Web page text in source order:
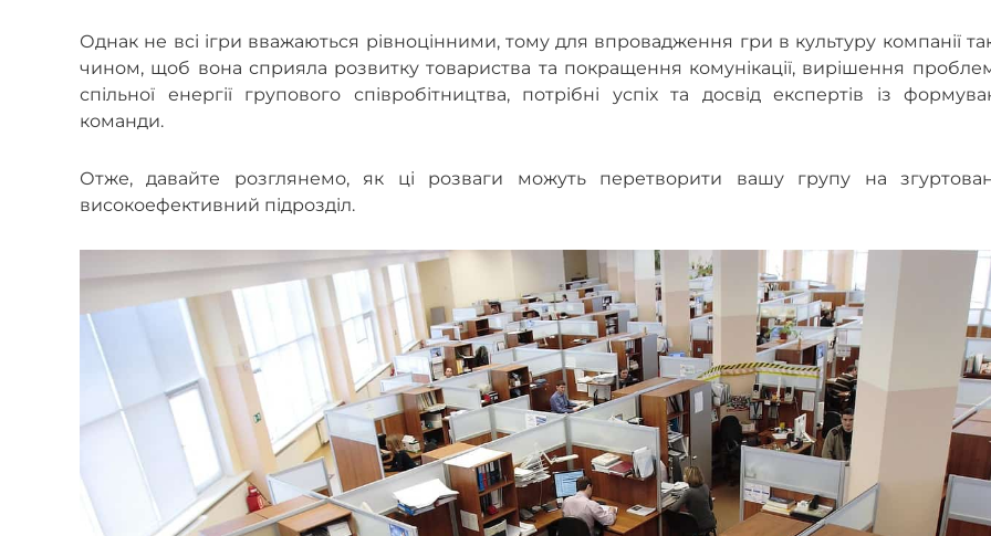
Однак не всі ігри вважаються рівноцінними, тому для впровадження гри в культуру компанії
чином, щоб вона сприяла розвитку товариства та покращення комунікації, вирішення
спільної енергії групового співробітництва, потрібні успіх та досвід експертів із
команди.
Отже, давайте розглянемо, як ці розваги можуть перетворити вашу групу на
високоефективний підрозділ.